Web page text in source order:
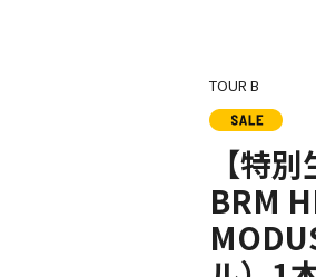
TOUR B
【特
BRM